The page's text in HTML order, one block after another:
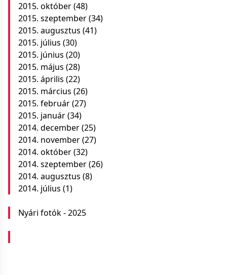
2015. október(48)
2015. szeptember(34)
2015. augusztus (41)
2015. július (30)
2015. június (20)
2015. május (28)
2015. április (22)
2015. március (26)
2015. február(27)
2015. január(34)
2014. december(25)
2014. november(27)
2014. október(32)
2014. szeptember(26)
2014. augusztus (8)
2014. július (1)
Nyári fotók - 2025